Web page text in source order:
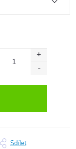
Sdílet